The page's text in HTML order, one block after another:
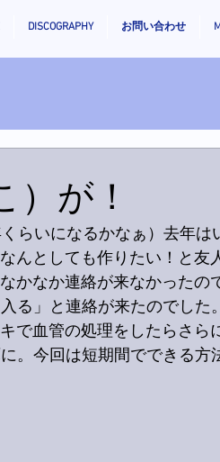
DISCOGRAPHY お問い合わせ
が！
らいになるかなぁ）去年は
んとしても作りたい！と友
かなか連絡が来なかったの
る」と連絡が来たのでした
で血管の処理をしたらさら
。今回は短期間でできる方